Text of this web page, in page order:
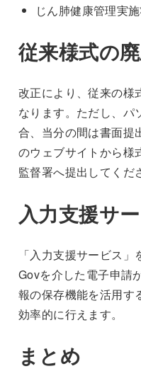
じん肺健康管理実
従来様式の
改正により、従来の様
なります。ただし、パ
合、当分の間は書面提
のウェブサイトから様
監督署へ提出してくだ
入力支援サ
「入力支援サービス
Govを介した電子申請
報の保存機能を活用す
効率的に行えます。
まとめ